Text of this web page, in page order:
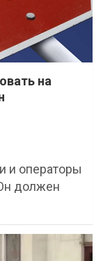
на
и операторы
должен